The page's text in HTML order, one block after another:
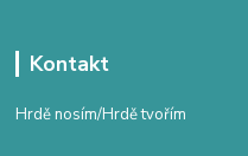
Kontakt
Hrdě nosím/Hrdě tvořím